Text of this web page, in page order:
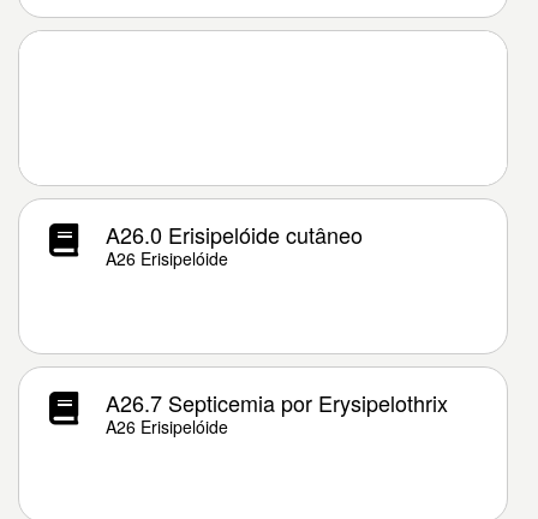
A26.0 Erisipelóide cutâneo
A26 Erisipelóide
A26.7 Septicemia por Erysipelothrix
A26 Erisipelóide